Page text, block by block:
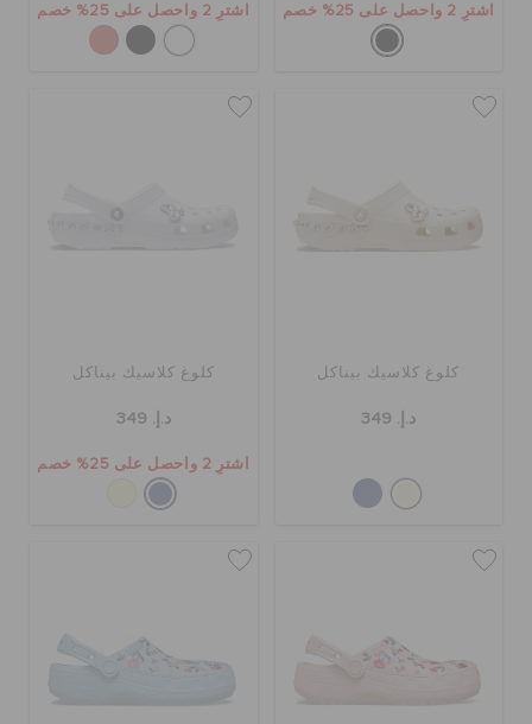
اشترِ 2 واحصل على 25% خصم اشترِ 2 واحصل على 25% خصم
كلوغ كلاسيك بيناكل
د.إ. 349
كلوغ كلاسيك بيناكل
د.إ. 349
اشترِ 2 واحصل على 25% خصم